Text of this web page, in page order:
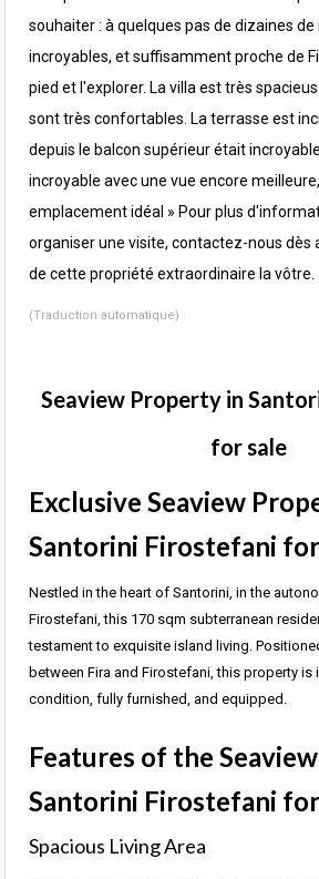
souhaiter : à quelques pas de dizaines
incroyables, et suffisamment proche de
pied et l'explorer. La villa est très
sont très confortables. La terrasse est
depuis le balcon supérieur était incroyable
incroyable avec une vue encore
emplacement idéal » Pour plus
organiser une visite, contactez-nous dès
de cette propriété extraordinaire la vôtre.
(Traduction automatique)
Seaview Property in
for sale
Exclusive Seaview
Santorini Firostefani
Nestled in the heart of Santorini, in the
Firostefani, this 170 sqm subterranean
testament to exquisite island living.
between Fira and Firostefani, this property is
condition, fully furnished, and equipped.
Features of the
Santorini Firostefani
Spacious Living Area